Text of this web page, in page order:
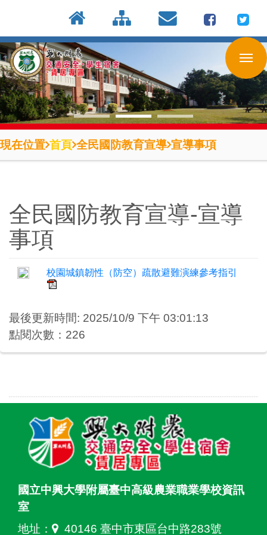
到
主
要
內
容
區
現在位置 首頁 全民國防教育宣導 宣導事項
全民國防教育宣導-宣導
事項
校園城鎮韌性（防空）疏散避難演練參考指引
最後更新時間: 2025/10/9 下午 03:01:13
點閱次數：226
國立中興大學附屬臺中高級農業職業學校資訊
室
地址：
40146 臺中市東區台中路283號